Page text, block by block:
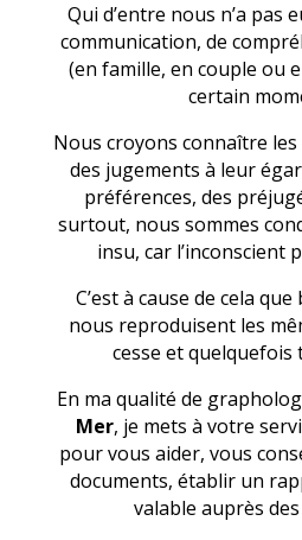
Qui d’entre nous n’a pas
communication, de
(en famille, en couple ou
certain
Nous croyons connaître
des jugements à leur
préférences, des
surtout, nous sommes
insu, car l’inconscient
C’est à cause de cela
nous reproduisent les
cesse et quelquefois
En ma qualité de
Mer, je mets à votre
pour vous aider, vous
documents, établir un
valable auprès